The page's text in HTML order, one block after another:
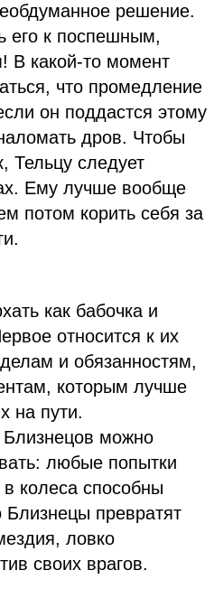
решение.
его к поспешным,
В какой-то момент
что промедление
он поддастся этому
дров. Чтобы
Тельцу следует
Ему лучше вообще
потом корить себя за
как бабочка и
относится к их
и обязанностям,
которым лучше
на пути.
можно
любые попытки
колеса способны
Близнецы превратят
ловко
своих врагов.